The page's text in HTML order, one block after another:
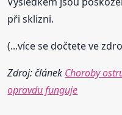
při sklizni.
(...více se dočtete ve
Zdroj: článek Choroby
opravdu funguje